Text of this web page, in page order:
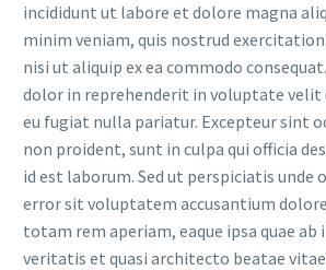
incididunt ut labore et dolore magna
minim veniam, quis nostrud
nisi ut aliquip ex ea commodo
dolor in reprehenderit in voluptate velit
eu fugiat nulla pariatur. Excepteur sint
non proident, sunt in culpa qui officia
id est laborum. Sed ut perspiciatis unde
error sit voluptatem accusantium
totam rem aperiam, eaque ipsa quae
veritatis et quasi architecto beatae